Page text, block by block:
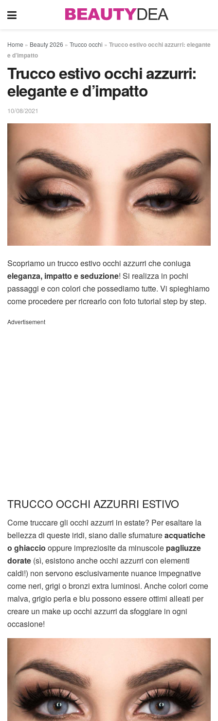
Home » Beauty 2026 » Trucco occhi » Trucco estivo occhi azzurri: elegante
e d’impatto
Trucco estivo occhi azzurri:
elegante e d’impatto
10/08/2021
Scopriamo un trucco estivo occhi azzurri che coniuga
eleganza, impatto e seduzione! Si realizza in pochi
passaggi e con colori che possediamo tutte. Vi spieghiamo
come procedere per ricrearlo con foto tutorial step by step.
Advertisement
TRUCCO OCCHI AZZURRI ESTIVO
Come truccare gli occhi azzurri in estate? Per esaltare la
bellezza di queste iridi, siano dalle sfumatureacquatiche
o ghiaccio oppure impreziosite da minuscole pagliuzze
dorate (sì, esistono anche occhi azzurri con elementi
caldi!) non servono esclusivamente nuance impegnative
come neri, grigi o bronzi extra luminosi. Anche colori come
malva, grigio perla e blu possono essere ottimi alleati per
creare un make up occhi azzurri da sfoggiare in ogni
occasione!